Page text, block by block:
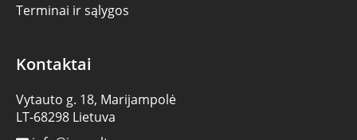
Terminai ir sąlygos
Kontaktai
Vytauto g. 18, Marijampolė
LT-68298 Lietuva